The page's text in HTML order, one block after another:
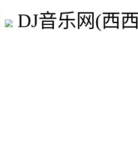
DJ音乐网(西